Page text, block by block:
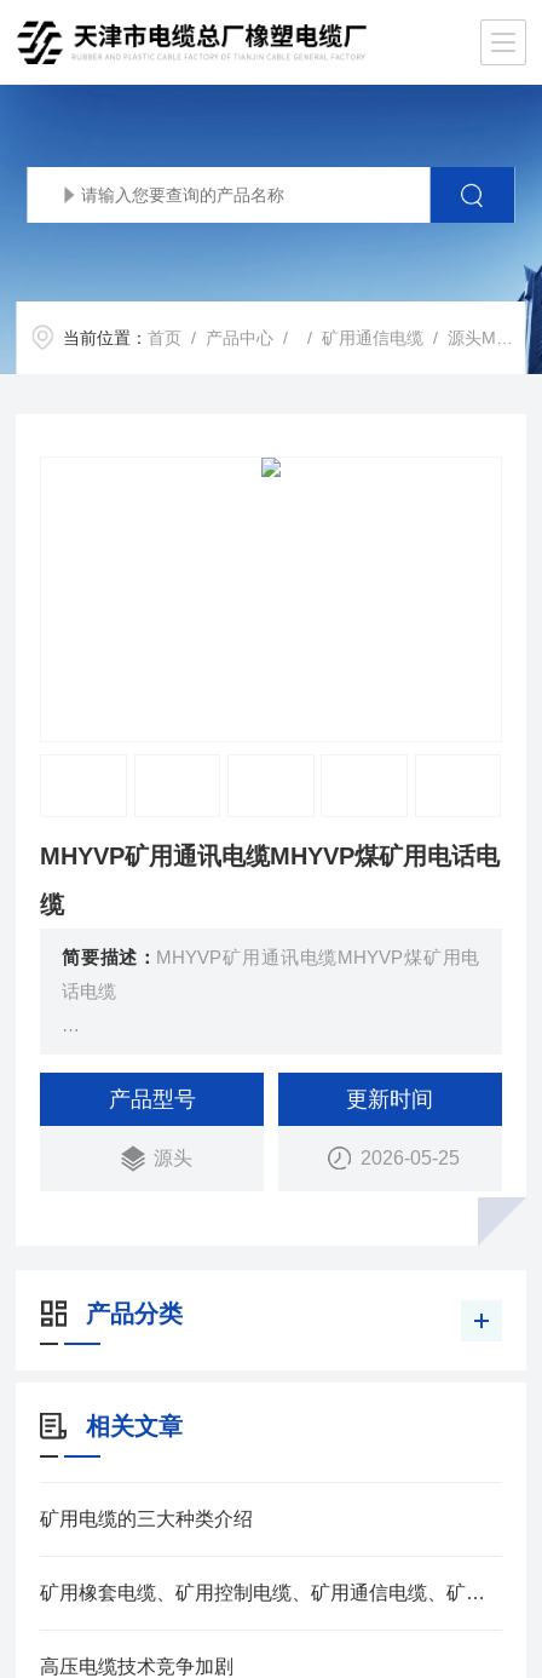
当前位置：首页 / 产品中心 / /矿用通信电缆 / 源头MHYVP矿用通讯电缆MHYVP煤矿用电话电缆
MHYVP矿用通讯电缆MHYVP煤矿用电话电
缆
简要描述： MHYVP矿用通讯电缆MHYVP煤矿用电
话电缆
石油膏填充或浇注处理，以防止煤矿中水分侵入。
产品型号
源头
更新时间
2026-05-25
产品分类
相关文章
矿用电缆的三大种类介绍
矿用橡套电缆、矿用控制电缆、矿用通信电缆、矿用电力电缆、矿用计算机电缆区别，看完不选错
高压电缆技术竞争加剧